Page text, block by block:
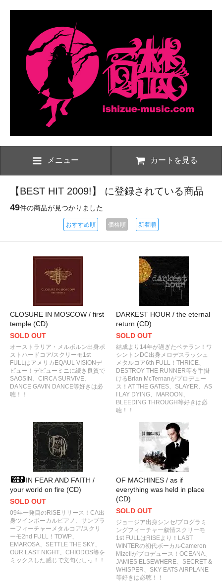
メニュー カートを見る
【BEST HIT 2009!】 に登録されている商品
49件の商品が見つかりました
おすすめ順 価格順 新着順
CLOSURE IN MOSCOW / first
temple (CD)
SOLD OUT
オーストラリア・メルボルン出身ポ
ストハードコア/スクリーモ1st
FULLはアメリカEQAUL VISIONデ
ビュー！デビューミニに続き良質で
SAOSIN、CIRCA SURVIVE、
DANCE GAVIN DANCE等好きは必
聴！！
DARKEST HOUR / the eternal
return (CD)
SOLD OUT
結成より14年が過ぎたベテラン！ワ
シントンDC出身メロデスラッシュ
メタルコア6th FULL！THRICE、
DESTROY THE RUNNER等を手掛
けるBrian McTernanがプロデュー
ス！AT THE GATES、SLAYER、AS
I LAY DYING、MAROON、
BLEEDING THROUGH等好きは必
聴！！
IN FEAR AND FAITH /
your world on fire (CD)
SOLD OUT
09年一発目のRISEリリース！CA出
身ツインボーカルピアノ、サンプラ
ーフィーチャーメタルコア/スクリ
ーモ2nd FULL！TDWP、
EMAROSA、SETTLE THE SKY、
OUR LAST NIGHT、CHIODOS等を
ミックスした感じで文句なしっ！！
OF MACHINES / as if
everything was held in place
(CD)
SOLD OUT
ジョージア出身シンセ/プログラミ
ングフィーチャー叙情スクリーモ
1st FULLはRISEより！LAST
WINTERの初代ボーカルCameron
Mizellがプロデュース！OCEANA、
JAMIES ELSEWHERE、SECRET &
WHISPER、SKY EATS AIRPLANE
等好きは必聴！！